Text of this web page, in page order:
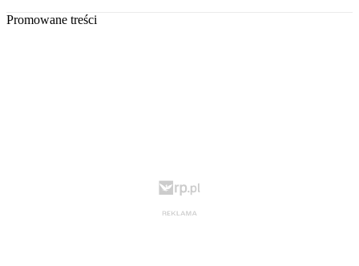
Promowane treści